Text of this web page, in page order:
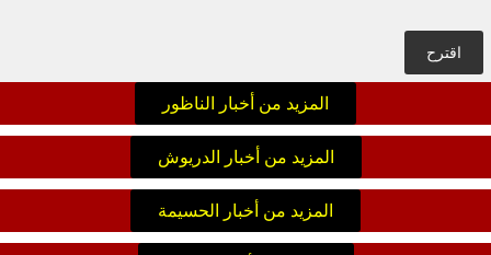
اقترح
المزيد من أخبار الناظور
المزيد من أخبار الدريوش
المزيد من أخبار الحسيمة